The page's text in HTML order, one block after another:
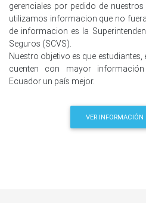
gerenciales por pedido de
utilizamos informacion que no
de informacion es la
Seguros (SCVS).
Nuestro objetivo es que
cuenten con mayor
Ecuador un país mejor.
VER INFORMACIÓN